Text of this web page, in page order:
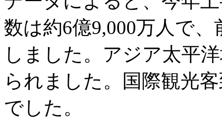
数は約6億9,000万人で
しました。アジア太平
られました。国際観光
でした。